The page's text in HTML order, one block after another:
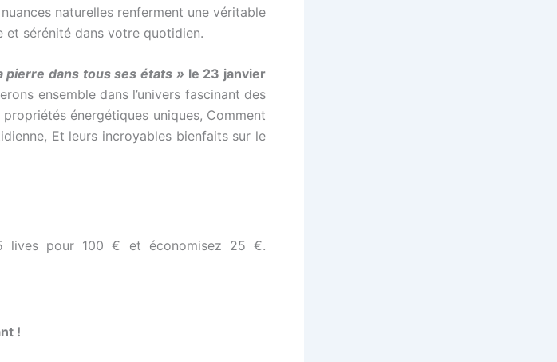
naturelles renferment une véritable
et sérénité dans votre quotidien.
pierre dans tous ses états » le 23 janvier
ensemble dans l’univers fascinant des
énergétiques uniques, Comment
Et leurs incroyables bienfaits sur le
lives pour 100 € et économisez 25 €.
!